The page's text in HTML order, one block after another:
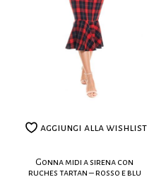
La modella indossa:
Altezza modella: 175cm
realizzati su misura.
Leggi le nostre
aggiungi alla wishlist
Gonna midi a sirena con
ruches tartan – rosso e blu